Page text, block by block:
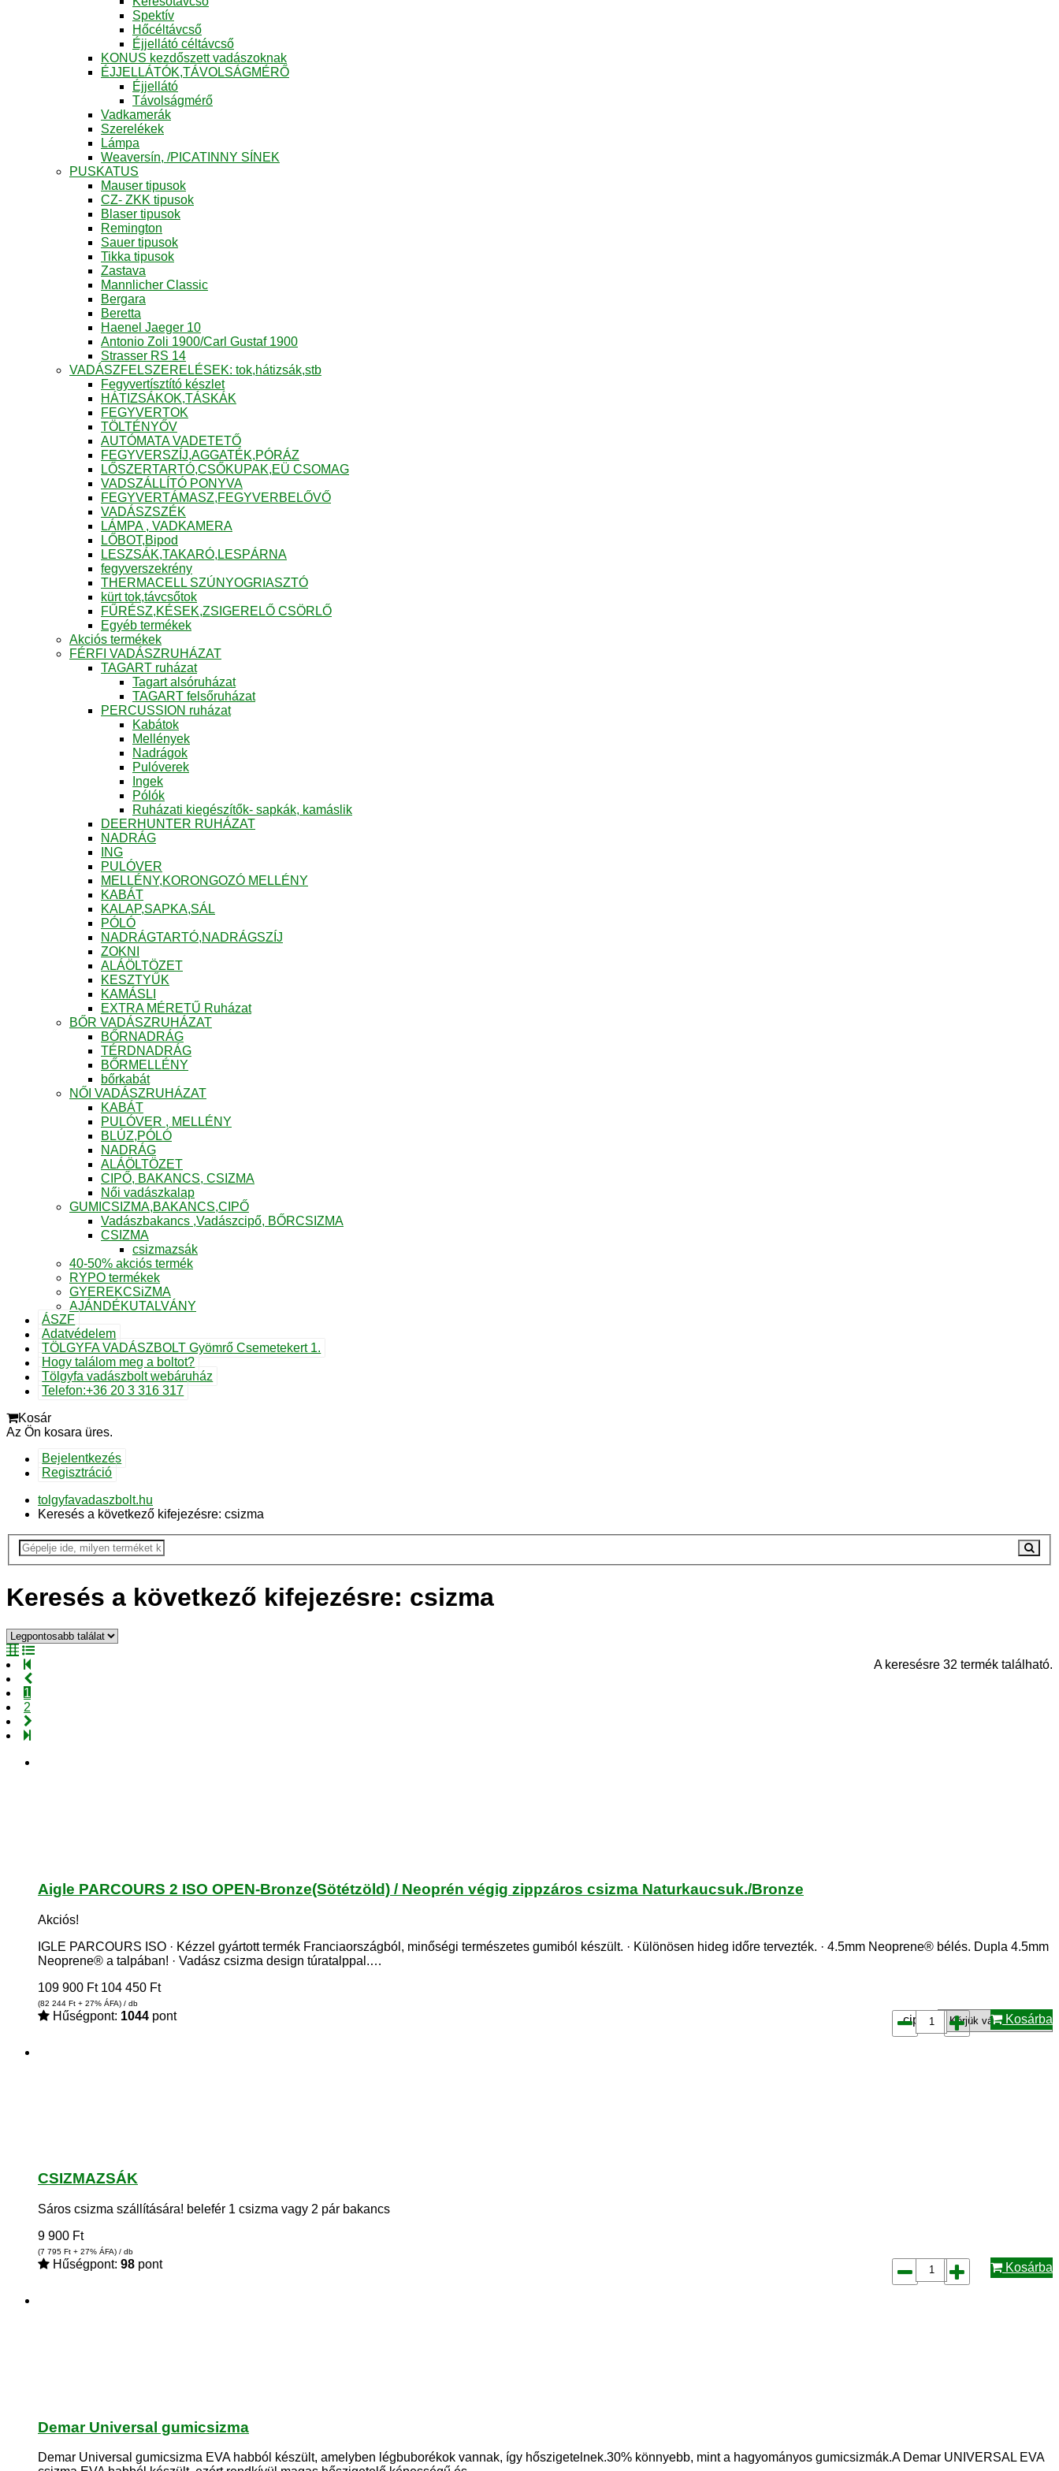
Spektív
Hőcéltávcső
Éjjellátó céltávcső
KONUS kezdőszett vadászoknak
ÉJJELLÁTÓK,TÁVOLSÁGMÉRŐ
Éjjellátó
Távolságmérő
Vadkamerák
Szerelékek
Lámpa
Weaversín, /PICATINNY SÍNEK
PUSKATUS
Mauser tipusok
CZ- ZKK tipusok
Blaser tipusok
Remington
Sauer tipusok
Tikka tipusok
Zastava
Mannlicher Classic
Bergara
Beretta
Haenel Jaeger 10
Antonio Zoli 1900/Carl Gustaf 1900
Strasser RS 14
VADÁSZFELSZERELÉSEK: tok,hátizsák,stb
Fegyvertísztító készlet
HÁTIZSÁKOK,TÁSKÁK
FEGYVERTOK
TÖLTÉNYŐV
AUTÓMATA VADETETŐ
FEGYVERSZÍJ,AGGATÉK,PÓRÁZ
LŐSZERTARTÓ,CSŐKUPAK,EÜ CSOMAG
VADSZÁLLÍTÓ PONYVA
FEGYVERTÁMASZ,FEGYVERBELŐVŐ
VADÁSZSZÉK
LÁMPA , VADKAMERA
LŐBOT,Bipod
LESZSÁK,TAKARÓ,LESPÁRNA
fegyverszekrény
THERMACELL SZÚNYOGRIASZTÓ
kürt tok,távcsőtok
FŰRÉSZ,KÉSEK,ZSIGERELŐ CSÖRLŐ
Egyéb termékek
Akciós termékek
FÉRFI VADÁSZRUHÁZAT
TAGART ruházat
Tagart alsóruházat
TAGART felsőruházat
PERCUSSION ruházat
Kabátok
Mellények
Nadrágok
Pulóverek
Ingek
Pólók
Ruházati kiegészítők- sapkák, kamáslik
DEERHUNTER RUHÁZAT
NADRÁG
ING
PULÓVER
MELLÉNY,KORONGOZÓ MELLÉNY
KABÁT
KALAP,SAPKA,SÁL
PÓLÓ
NADRÁGTARTÓ,NADRÁGSZÍJ
ZOKNI
ALÁÖLTÖZET
KESZTYŰK
KAMÁSLI
EXTRA MÉRETŰ Ruházat
BŐR VADÁSZRUHÁZAT
BŐRNADRÁG
TÉRDNADRÁG
BŐRMELLÉNY
bőrkabát
NŐI VADÁSZRUHÁZAT
KABÁT
PULÓVER , MELLÉNY
BLÚZ,PÓLÓ
NADRÁG
ALÁÖLTÖZET
CIPŐ, BAKANCS, CSIZMA
Női vadászkalap
GUMICSIZMA,BAKANCS,CIPŐ
Vadászbakancs ,Vadászcipő, BŐRCSIZMA
CSIZMA
csizmazsák
40-50% akciós termék
RYPO termékek
GYEREKCSiZMA
AJÁNDÉKUTALVÁNY
ÁSZF
Adatvédelem
TÖLGYFA VADÁSZBOLT Gyömrő Csemetekert 1.
Hogy találom meg a boltot?
Tölgyfa vadászbolt webáruház
Telefon:+36 20 3 316 317
Kosár
Az Ön kosara üres.
Bejelentkezés
Regisztráció
tolgyfavadaszbolt.hu
Keresés a következő kifejezésre: csizma
Keresés a következő kifejezésre: csizma
A keresésre 32 termék található.
1
2
Aigle PARCOURS 2 ISO OPEN-Bronze(Sötétzöld) / Neoprén végig zippzáros csizma Naturkaucsuk./Bronze
Akciós!
IGLE PARCOURS ISO · Kézzel gyártott termék Franciaországból, minőségi természetes gumiból készült. · Különösen hideg időre tervezték. · 4.5mm Neoprene® bélés. Dupla 4.5mm
Neoprene® a talpában! · Vadász csizma design túratalppal.…
109 900 Ft 104 450 Ft
(82 244 Ft + 27% ÁFA) / db
Hűségpont: 1044 pont cipő*: Kosárba
CSIZMAZSÁK
Sáros csizma szállítására! belefér 1 csizma vagy 2 pár bakancs
9 900 Ft
(7 795 Ft + 27% ÁFA) / db
Hűségpont: 98 pont Kosárba
Demar Universal gumicsizma
Demar Universal gumicsizma EVA habból készült, amelyben légbuborékok vannak, így hőszigetelnek.30% könnyebb, mint a hagyományos gumicsizmák.A Demar UNIVERSAL EVA